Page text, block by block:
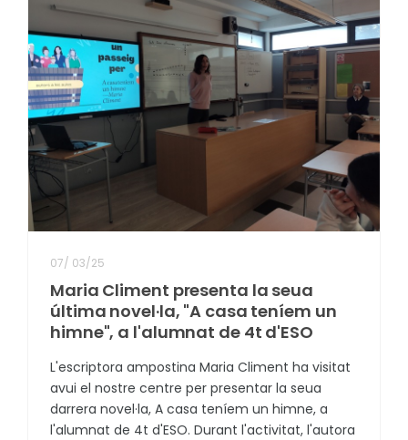
07/ 03/25
Maria Climent presenta la seua
última novel·la, "A casa teníem un
himne", a l'alumnat de 4t d'ESO
L'escriptora ampostina Maria Climent ha visitat
avui el nostre centre per presentar la seua
darrera novel·la, A casa teníem un himne, a
l'alumnat de 4t d'ESO. Durant l'activitat, l'autora